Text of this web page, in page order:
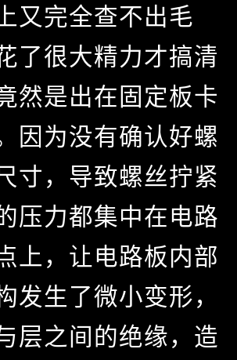
又完全查不出毛
了很大精力才搞清
然是出在固定板卡
因为没有确认好螺
寸，导致螺丝拧紧
压力都集中在电路
上，让电路板内部
发生了微小变形，
层之间的绝缘，造